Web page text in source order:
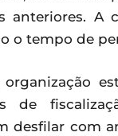
anteriores. A
o tempo de
de
desfilar com